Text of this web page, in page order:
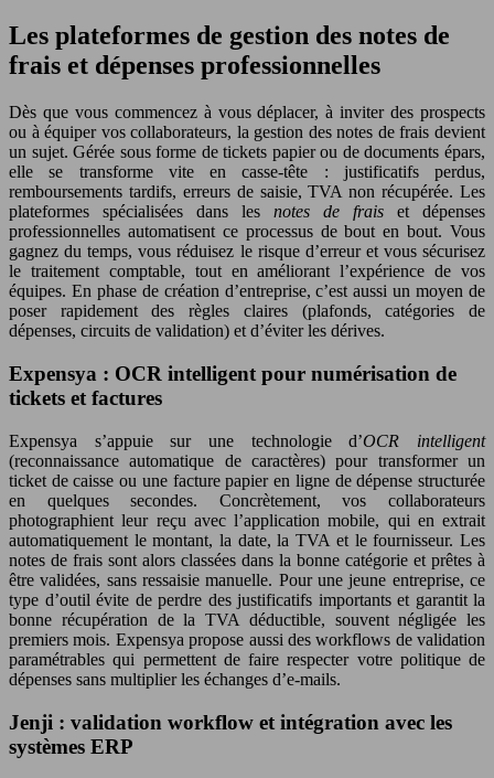
Les plateformes de gestion des notes de
frais et dépenses professionnelles
Dès que vous commencez à vous déplacer, à inviter des prospects
ou à équiper vos collaborateurs, la gestion des notes de frais devient
un sujet. Gérée sous forme de tickets papier ou de documents épars,
elle se transforme vite en casse-tête : justificatifs perdus,
remboursements tardifs, erreurs de saisie, TVA non récupérée. Les
plateformes spécialisées dans les notes de frais et dépenses
professionnelles automatisent ce processus de bout en bout. Vous
gagnez du temps, vous réduisez le risque d’erreur et vous sécurisez
le traitement comptable, tout en améliorant l’expérience de vos
équipes. En phase de création d’entreprise, c’est aussi un moyen de
poser rapidement des règles claires (plafonds, catégories de
dépenses, circuits de validation) et d’éviter les dérives.
Expensya : OCR intelligent pour numérisation de
tickets et factures
Expensya s’appuie sur une technologie d’OCR intelligent
(reconnaissance automatique de caractères) pour transformer un
ticket de caisse ou une facture papier en ligne de dépense structurée
en quelques secondes. Concrètement, vos collaborateurs
photographient leur reçu avec l’application mobile, qui en extrait
automatiquement le montant, la date, la TVA et le fournisseur. Les
notes de frais sont alors classées dans la bonne catégorie et prêtes à
être validées, sans ressaisie manuelle. Pour une jeune entreprise, ce
type d’outil évite de perdre des justificatifs importants et garantit la
bonne récupération de la TVA déductible, souvent négligée les
premiers mois. Expensya propose aussi des workflows de validation
paramétrables qui permettent de faire respecter votre politique de
dépenses sans multiplier les échanges d’e-mails.
Jenji : validation workflow et intégration avec les
systèmes ERP